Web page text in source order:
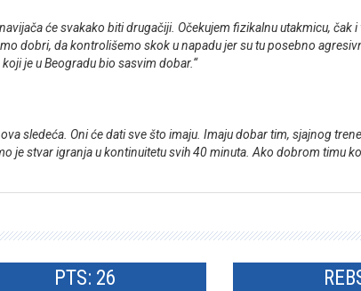
će svakako biti drugačiji. Očekujem fizikalnu utakmicu,
dobri, da kontrolišemo skok u napadu jer su tu posebno
je u Beogradu bio sasvim dobar.“
sledeća. Oni će dati sve što imaju. Imaju dobar tim, sjajnog
je stvar igranja u kontinuitetu svih 40 minuta. Ako dobrom timu
PTS: 26